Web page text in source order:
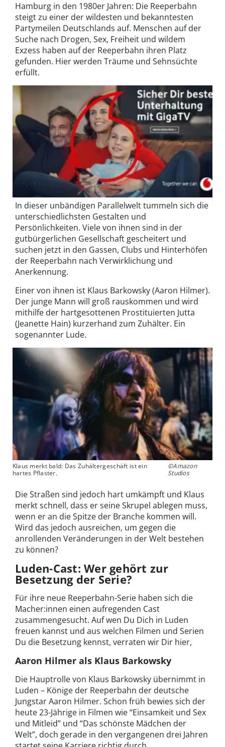
Hamburg in den 1980er Jahren: Die Reeperbahn
steigt zu einer der wildesten und bekanntesten
Partymeilen Deutschlands auf. Menschen auf der
Suche nach Drogen, Sex, Freiheit und wildem
Exzess haben auf der Reeperbahn ihren Platz
gefunden. Hier werden Träume und Sehnsüchte
erfüllt.
In dieser unbändigen Parallelwelt tummeln sich die
unterschiedlichsten Gestalten und
Persönlichkeiten. Viele von ihnen sind in der
gutbürgerlichen Gesellschaft gescheitert und
suchen jetzt in den Gassen, Clubs und Hinterhöfen
der Reeperbahn nach Verwirklichung und
Anerkennung.
Einer von ihnen ist Klaus Barkowsky (Aaron Hilmer).
Der junge Mann will groß rauskommen und wird
mithilfe der hartgesottenen Prostituierten Jutta
(Jeanette Hain) kurzerhand zum Zuhälter. Ein
sogenannter Lude.
Klaus merkt bald: Das Zuhältergeschäft ist ein
hartes Pflaster.
©Amazon
Studios
Die Straßen sind jedoch hart umkämpft und Klaus
merkt schnell, dass er seine Skrupel ablegen muss,
wenn er an die Spitze der Branche kommen will.
Wird das jedoch ausreichen, um gegen die
anrollenden Veränderungen in der Welt bestehen
zu können?
Luden-Cast: Wer gehört zur
Besetzung der Serie?
Für ihre neue Reeperbahn-Serie haben sich die
Macher:innen einen aufregenden Cast
zusammengesucht. Auf wen Du Dich in Luden
freuen kannst und aus welchen Filmen und Serien
Du die Besetzung kennst, verraten wir Dir hier,
Aaron Hilmer als Klaus Barkowsky
Die Hauptrolle von Klaus Barkowsky übernimmt in
Luden – Könige der Reeperbahn der deutsche
Jungstar Aaron Hilmer. Schon früh bewies sich der
heute 23-Jährige in Filmen wie “Einsamkeit und Sex
und Mitleid” und “Das schönste Mädchen der
Welt”, doch gerade in den vergangenen drei Jahren